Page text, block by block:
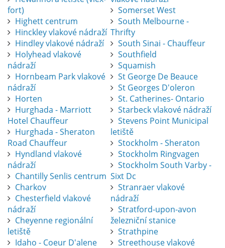
fort)
Highett centrum
Hinckley vlakové nádraží
Hindley vlakové nádraží
Holyhead vlakové
nádraží
Hornbeam Park vlakové
nádraží
Horten
Hurghada - Marriott
Hotel Chauffeur
Hurghada - Sheraton
Road Chauffeur
Hyndland vlakové
nádraží
Chantilly Senlis centrum
Charkov
Chesterfield vlakové
nádraží
Cheyenne regionální
letiště
Idaho - Coeur D'alene
Somerset West
South Melbourne -
Thrifty
South Sinai - Chauffeur
Southfield
Squamish
St George De Beauce
St Georges D'oleron
St. Catherines- Ontario
Starbeck vlakové nádraží
Stevens Point Municipal
letiště
Stockholm - Sheraton
Stockholm Ringvagen
Stockholm South Varby -
Sixt Dc
Stranraer vlakové
nádraží
Stratford-upon-avon
železniční stanice
Strathpine
Streethouse vlakové